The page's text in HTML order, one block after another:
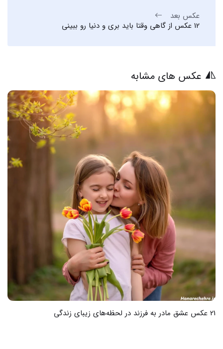
عکس بعد
12 عکس از گاهی وقتا باید بری و دنیا رو ببینی
عکس های مشابه
28 عکس های زیبا برای تبریک روز جهانی مادر